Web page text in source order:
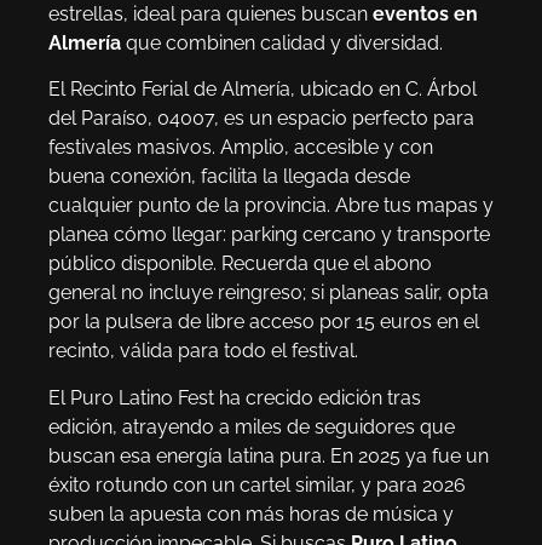
estrellas, ideal para quienes buscan eventos en
Almería que combinen calidad y diversidad.
El Recinto Ferial de Almería, ubicado en C. Árbol
del Paraíso, 04007, es un espacio perfecto para
festivales masivos. Amplio, accesible y con
buena conexión, facilita la llegada desde
cualquier punto de la provincia. Abre tus mapas y
planea cómo llegar: parking cercano y transporte
público disponible. Recuerda que el abono
general no incluye reingreso; si planeas salir, opta
por la pulsera de libre acceso por 15 euros en el
recinto, válida para todo el festival.
El Puro Latino Fest ha crecido edición tras
edición, atrayendo a miles de seguidores que
buscan esa energía latina pura. En 2025 ya fue un
éxito rotundo con un cartel similar, y para 2026
suben la apuesta con más horas de música y